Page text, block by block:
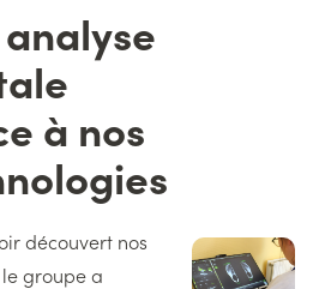
à nos
découvert nos
groupe a
Image
droite